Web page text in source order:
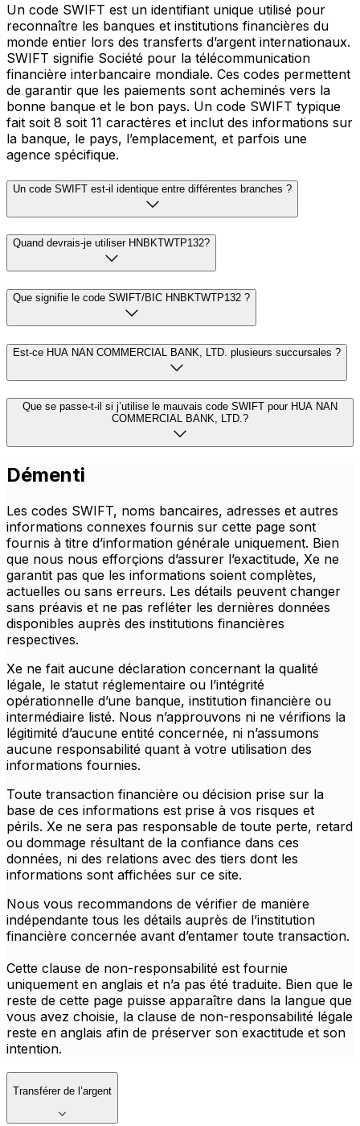
Un code SWIFT est un identifiant unique utilisé pour
reconnaître les banques et institutions financières du
monde entier lors des transferts d’argent internationaux.
SWIFT signifie Société pour la télécommunication
financière interbancaire mondiale. Ces codes permettent
de garantir que les paiements sont acheminés vers la
bonne banque et le bon pays. Un code SWIFT typique
fait soit 8 soit 11 caractères et inclut des informations sur
la banque, le pays, l’emplacement, et parfois une
agence spécifique.
Un code SWIFT est-il identique entre différentes branches ?
Quand devrais-je utiliser HNBKTWTP132?
Que signifie le code SWIFT/BIC HNBKTWTP132 ?
Est-ce HUA NAN COMMERCIAL BANK, LTD. plusieurs succursales ?
Que se passe-t-il si j’utilise le mauvais code SWIFT pour HUA NAN
COMMERCIAL BANK, LTD.?
Démenti
Les codes SWIFT, noms bancaires, adresses et autres
informations connexes fournis sur cette page sont
fournis à titre d’information générale uniquement. Bien
que nous nous efforçions d’assurer l’exactitude, Xe ne
garantit pas que les informations soient complètes,
actuelles ou sans erreurs. Les détails peuvent changer
sans préavis et ne pas refléter les dernières données
disponibles auprès des institutions financières
respectives.
Xe ne fait aucune déclaration concernant la qualité
légale, le statut réglementaire ou l’intégrité
opérationnelle d’une banque, institution financière ou
intermédiaire listé. Nous n’approuvons ni ne vérifions la
légitimité d’aucune entité concernée, ni n’assumons
aucune responsabilité quant à votre utilisation des
informations fournies.
Toute transaction financière ou décision prise sur la
base de ces informations est prise à vos risques et
périls. Xe ne sera pas responsable de toute perte, retard
ou dommage résultant de la confiance dans ces
données, ni des relations avec des tiers dont les
informations sont affichées sur ce site.
Nous vous recommandons de vérifier de manière
indépendante tous les détails auprès de l’institution
financière concernée avant d’entamer toute transaction.
Cette clause de non-responsabilité est fournie
uniquement en anglais et n’a pas été traduite. Bien que le
reste de cette page puisse apparaître dans la langue que
vous avez choisie, la clause de non-responsabilité légale
reste en anglais afin de préserver son exactitude et son
intention.
Transférer de l’argent